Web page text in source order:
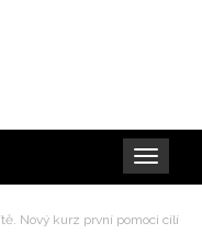
Toggle
navigation
Nový kurz první pomoci cílí